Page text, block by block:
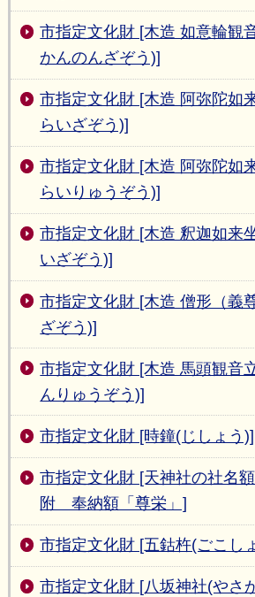
市指定文化財 [木造 如意輪観
かんのんざぞう)]
市指定文化財 [木造 阿弥陀如
らいざぞう)]
市指定文化財 [木造 阿弥陀如
らいりゅうぞう)]
市指定文化財 [木造 釈迦如来
いざぞう)]
市指定文化財 [木造 僧形（義
ざぞう)]
市指定文化財 [木造 馬頭観音
んりゅうぞう)]
市指定文化財 [時鐘(じしょう)]
市指定文化財 [天神社の社名
附 奉納額「尊栄」]
市指定文化財 [五鈷杵(ごこし
市指定文化財 [八坂神社(やさ